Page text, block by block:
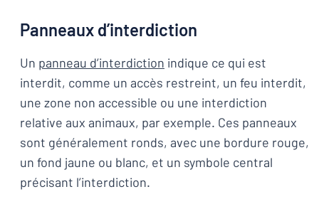
Panneaux d’interdiction
Un panneau d’interdiction indique ce qui est
interdit, comme un accès restreint, un feu interdit,
une zone non accessible ou une interdiction
relative aux animaux, par exemple. Ces panneaux
sont généralement ronds, avec une bordure rouge,
un fond jaune ou blanc, et un symbole central
précisant l’interdiction.